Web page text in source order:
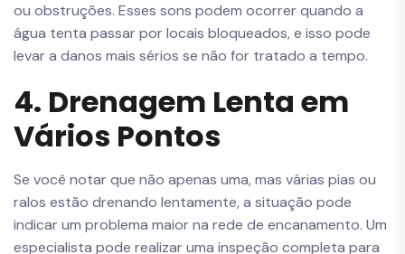
ou obstruções. Esses sons podem ocorrer quando a
água tenta passar por locais bloqueados, e isso pode
levar a danos mais sérios se não for tratado a tempo.
4. Drenagem Lenta em
Vários Pontos
Se você notar que não apenas uma, mas várias pias ou
ralos estão drenando lentamente, a situação pode
indicar um problema maior na rede de encanamento. Um
especialista pode realizar uma inspeção completa para